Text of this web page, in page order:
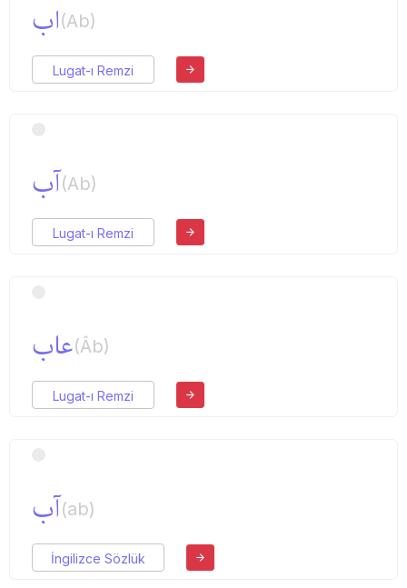
اب(Ab)
Lugat-ı Remzi
آب(Ab)
Lugat-ı Remzi
عاب(Âb)
Lugat-ı Remzi
آب(ab)
İngilizce Sözlük